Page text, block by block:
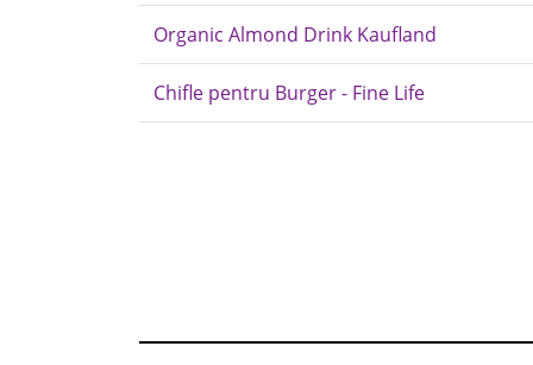
Organic Almond Drink Kaufland
Chifle pentru Burger - Fine Life